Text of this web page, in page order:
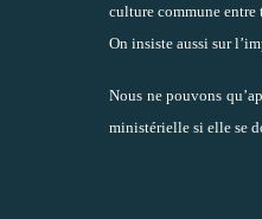
culture commune entre
On insiste aussi sur
Nous ne pouvons
ministérielle si elle se